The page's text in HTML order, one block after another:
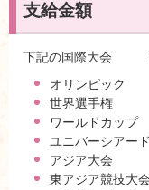
支給金額
下記の国際大会
オリンピック
世界選手権
ワールドカップ
ユニバーシアー
アジア大会
東アジア競技大会